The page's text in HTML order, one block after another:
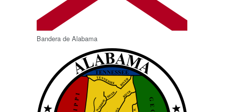
Bandera de Alabama